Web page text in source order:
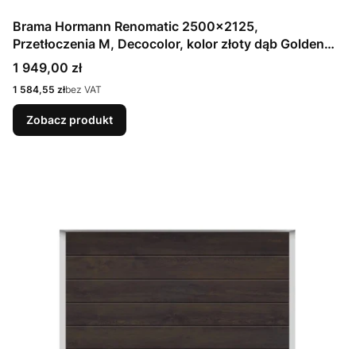
Brama Hormann Renomatic 2500x2125,
Przetłoczenia M, Decocolor, kolor złoty dąb Golden
Oak / OCYNK + Prowadzenie Z
Cena
1 949,00 zł
Cena
1 584,55 złbez VAT
Zobacz produkt